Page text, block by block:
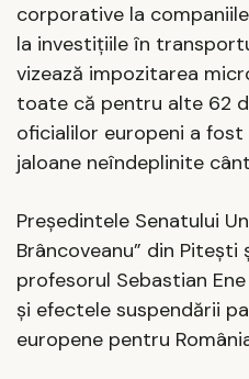
corporative la
la investițiile în
vizează impozitarea
toate că pentru alte 62
oficialilor europeni a fost
jaloane neîndeplinite
Președintele Senatului
Brâncoveanu” din
profesorul Sebastian
și efectele suspendării
europene pentru